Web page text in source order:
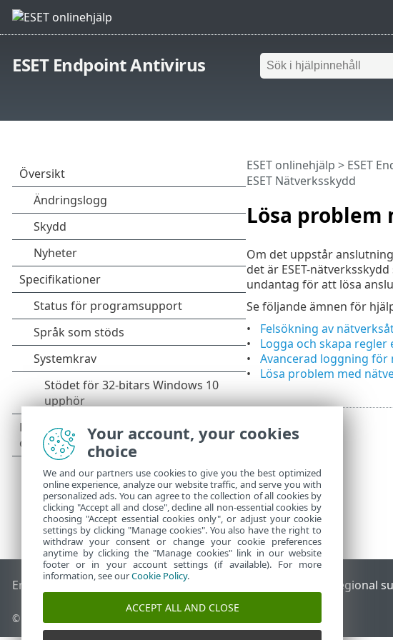
ESET Endpoint Antivirus
Lösa problem
ESET onlinehjälp > ESET
ESET Nätverksskydd
Om det uppstår
det är ESET-
undantag för att lösa
Se följande ämnen för
Felsökning av
Logga och skapa
Avancerad loggning för
Lösa problem med
End of Life ESET kunskapsbas ESET forum Regional
© 1992 - 2026 ESET, spol. s r.o. – med ensamrätt.
Your account, your cookies
choice
We and our partners use cookies to give you the best optimized
online experience, analyze our website traffic, and serve you with
personalized ads. You can agree to the collection of all cookies by
clicking "Accept all and close", decline all non-essential cookies by
choosing "Accept essential cookies only", or adjust your cookie
settings by clicking "Manage cookies". You also have the right to
withdraw your consent or change your cookie preferences
anytime by clicking the "Manage cookies" link in our website
footer or in your account settings (if available). For more
information, see ourCookie Policy.
ACCEPT ALL AND CLOSE